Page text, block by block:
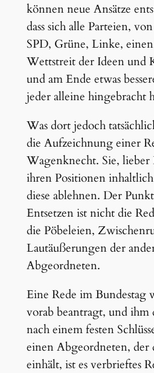
können neue Ansätze
dass sich alle Parteien,
SPD, Grüne, Linke,
Wettstreit der Ideen und
und am Ende etwas
jeder alleine hingebracht
Was dort jedoch
die Aufzeichnung einer
Wagenknecht. Sie, lieber
ihren Positionen
diese ablehnen. Der
Entsetzen ist nicht die
die Pöbeleien,
Lautäußerungen der
Abgeordneten.
Eine Rede im Bundestag
vorab beantragt, und ihm
nach einem festen
einen Abgeordneten, der
einhält, ist es verbrieftes